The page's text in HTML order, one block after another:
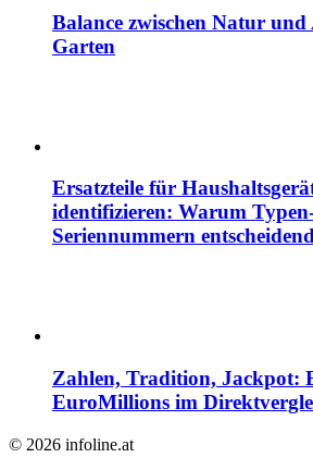
Balance zwischen Natur
Garten
Ersatzteile für
identifizieren: Warum
Seriennummern
Zahlen, Tradition, Jackpot:
EuroMillions im
© 2026 infoline.at